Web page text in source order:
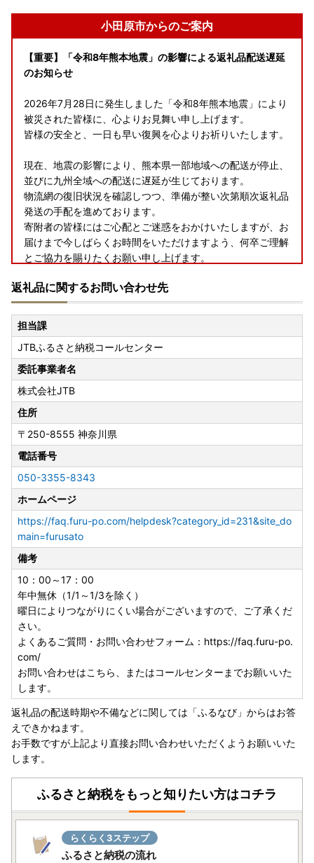
小田原市からのご案内
【重要】「令和8年熊本地震」の影響による返礼品配送遅延
のお知らせ
2026年7月28日に発生しました「令和8年熊本地震」により
被災された皆様に、心よりお見舞い申し上げます。
皆様の安全と、一日も早い復興を心よりお祈りいたします。
現在、地震の影響により、熊本県一部地域への配送が停止、
並びに九州全域への配送に遅延が生じております。
物流網の復旧状況を確認しつつ、準備が整い次第順次返礼品
発送の手配を進めております。
寄附者の皆様にはご心配とご迷惑をおかけいたしますが、お
届けまで今しばらくお時間をいただけますよう、何卒ご理解
とご協力を賜りたくお願い申し上げます。
返礼品に関するお問い合わせ先
担当課
JTBふるさと納税コールセンター
委託事業者名
株式会社JTB
住所
〒250-8555 神奈川県
電話番号
050-3355-8343
ホームページ
https://faq.furu-po.com/helpdesk?category_id=231&site_do
main=furusato
備考
10：00～17：00
年中無休（1/1～1/3を除く）
曜日によりつながりにくい場合がございますので、ご了承くだ
さい。
よくあるご質問・お問い合わせフォーム：https://faq.furu-po.
com/
お問い合わせはこちら、またはコールセンターまでお願いいた
します。
返礼品の配送時期や不備などに関しては「ふるなび」からはお答
えできかねます。
お手数ですが上記より直接お問い合わせいただくようお願いいた
します。
ふるさと納税をもっと知りたい方はコチラ
らくらく3ステップ
ふるさと納税の流れ